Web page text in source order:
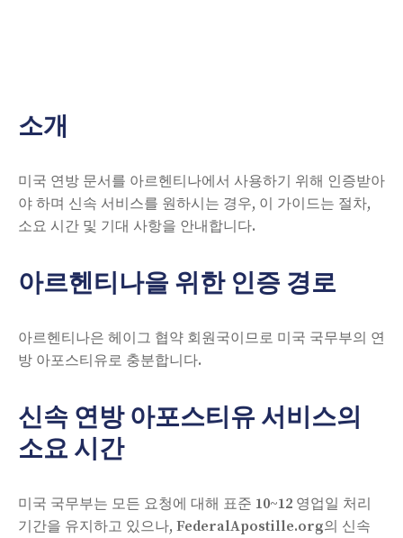
소개
미국 연방 문서를 아르헨티나에서 사용하기 위해 인증받아
야 하며 신속 서비스를 원하시는 경우, 이 가이드는 절차,
소요 시간 및 기대 사항을 안내합니다.
아르헨티나을 위한 인증 경로
아르헨티나은 헤이그 협약 회원국이므로 미국 국무부의 연
방 아포스티유로 충분합니다.
신속 연방 아포스티유 서비스의
소요 시간
미국 국무부는 모든 요청에 대해 표준 10~12 영업일 처리
기간을 유지하고 있으나, FederalApostille.org의 신속